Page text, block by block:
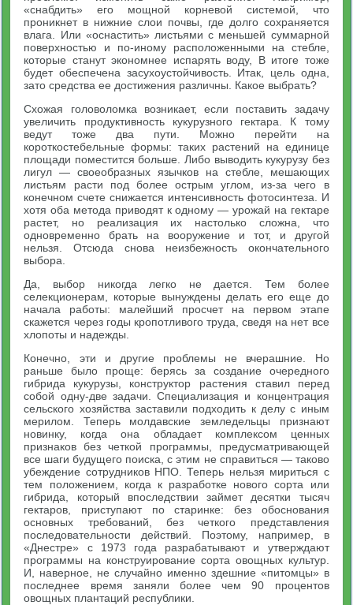
«снабдить» его мощной корневой системой, что
проникнет в нижние слои почвы, где долго сохраняется
влага. Или «оснастить» листьями с меньшей суммарной
поверхностью и по-иному расположенными на стебле,
которые станут экономнее испарять воду, В итоге тоже
будет обеспечена засухоустойчивость. Итак, цель одна,
зато средства ее достижения различны. Какое выбрать?
Схожая головоломка возникает, если поставить задачу
увеличить продуктивность кукурузного гектара. К тому
ведут тоже два пути. Можно перейти на
короткостебельные формы: таких растений на единице
площади поместится больше. Либо выводить кукурузу без
лигул — своеобразных язычков на стебле, мешающих
листьям расти под более острым углом, из-за чего в
конечном счете снижается интенсивность фотосинтеза. И
хотя оба метода приводят к одному — урожай на гектаре
растет, но реализация их настолько сложна, что
одновременно брать на вооружение и тот, и другой
нельзя. Отсюда снова неизбежность окончательного
выбора.
Да, выбор никогда легко не дается. Тем более
селекционерам, которые вынуждены делать его еще до
начала работы: малейший просчет на первом этапе
скажется через годы кропотливого труда, сведя на нет все
хлопоты и надежды.
Конечно, эти и другие проблемы не вчерашние. Но
раньше было проще: берясь за создание очередного
гибрида кукурузы, конструктор растения ставил перед
собой одну-две задачи. Специализация и концентрация
сельского хозяйства заставили подходить к делу с иным
мерилом. Теперь молдавские земледельцы признают
новинку, когда она обладает комплексом ценных
признаков без четкой программы, предусматривающей
все шаги будущего поиска, с этим не справиться — таково
убеждение сотрудников НПО. Теперь нельзя мириться с
тем положением, когда к разработке нового сорта или
гибрида, который впоследствии займет десятки тысяч
гектаров, приступают по старинке: без обоснования
основных требований, без четкого представления
последовательности действий. Поэтому, например, в
«Днестре» с 1973 года разрабатывают и утверждают
программы на конструирование сорта овощных культур.
И, наверное, не случайно именно здешние «питомцы» в
последнее время заняли более чем 90 процентов
овощных плантаций республики.